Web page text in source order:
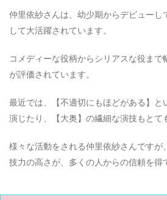
仲里依紗さんは、幼少期からデビューし
して大活躍されています。
コメディーな役柄からシリアスな役まで
が評価されています。
最近では、【不適切にもほどがある】と
演じたり、【大奥】の繊細な演技もとて
様々な活動をされる仲里依紗さんですが
技力の高さが、多くの人からの信頼を得